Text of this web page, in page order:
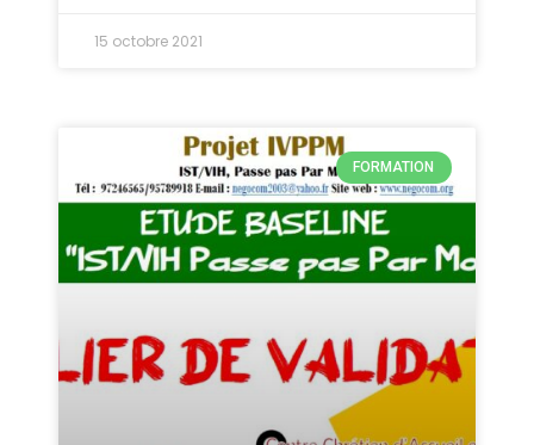
15 octobre 2021
FORMATION